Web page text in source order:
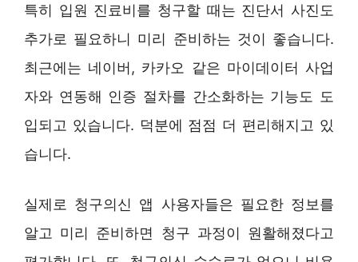
특히 입원 진료비를 청구할 때는 진단서 사진도
추가로 필요하니 미리 준비하는 것이 좋습니다.
최근에는 네이버, 카카오 같은 마이데이터 사업
자와 연동해 인증 절차를 간소화하는 기능도 도
입되고 있습니다. 덕분에 점점 더 편리해지고 있
습니다.
실제로 청구의신 앱 사용자들은 필요한 정보를
알고 미리 준비하면 청구 과정이 원활해졌다고